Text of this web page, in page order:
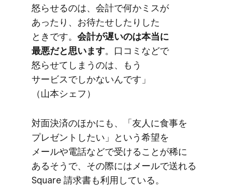
怒らせるのは、​会計で​何か​ミスが​
あったり、​お待たせしたりした​
ときです。 ​会計が​遅いのは​本当に​
最悪だと​思います。​口コミなどで​
怒らせてしまうのは、​もう​
サービスでしかないんです」​
（山本シェフ）
対面決済の​ほかにも、​「友人に​食事を​
プレゼントしたい」と​いう​希望を​
メールや​電話などで​受ける​ことが稀に​
ある​そうで、​その​際には​メールで​送れる​
Square 請求書も​利用している。​